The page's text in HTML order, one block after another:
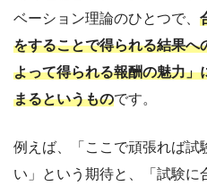
ベーション理論のひとつで、
をすることで得られる結果へ
よって得られる報酬の魅力」
まるというものです。
例えば、「ここで頑張れば試
い」という期待と、「試験に